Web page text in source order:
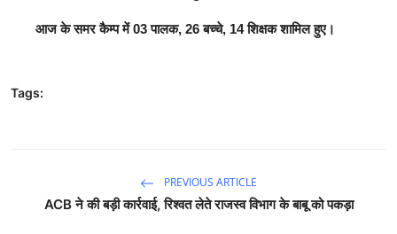
आज के समर कैम्प में 03 पालक, 26 बच्चे, 14 शिक्षक शामिल हुए।
Tags:
PREVIOUS ARTICLE
ACB ने की बड़ी कार्रवाई, रिश्वत लेते राजस्व विभाग के बाबू को पकड़ा